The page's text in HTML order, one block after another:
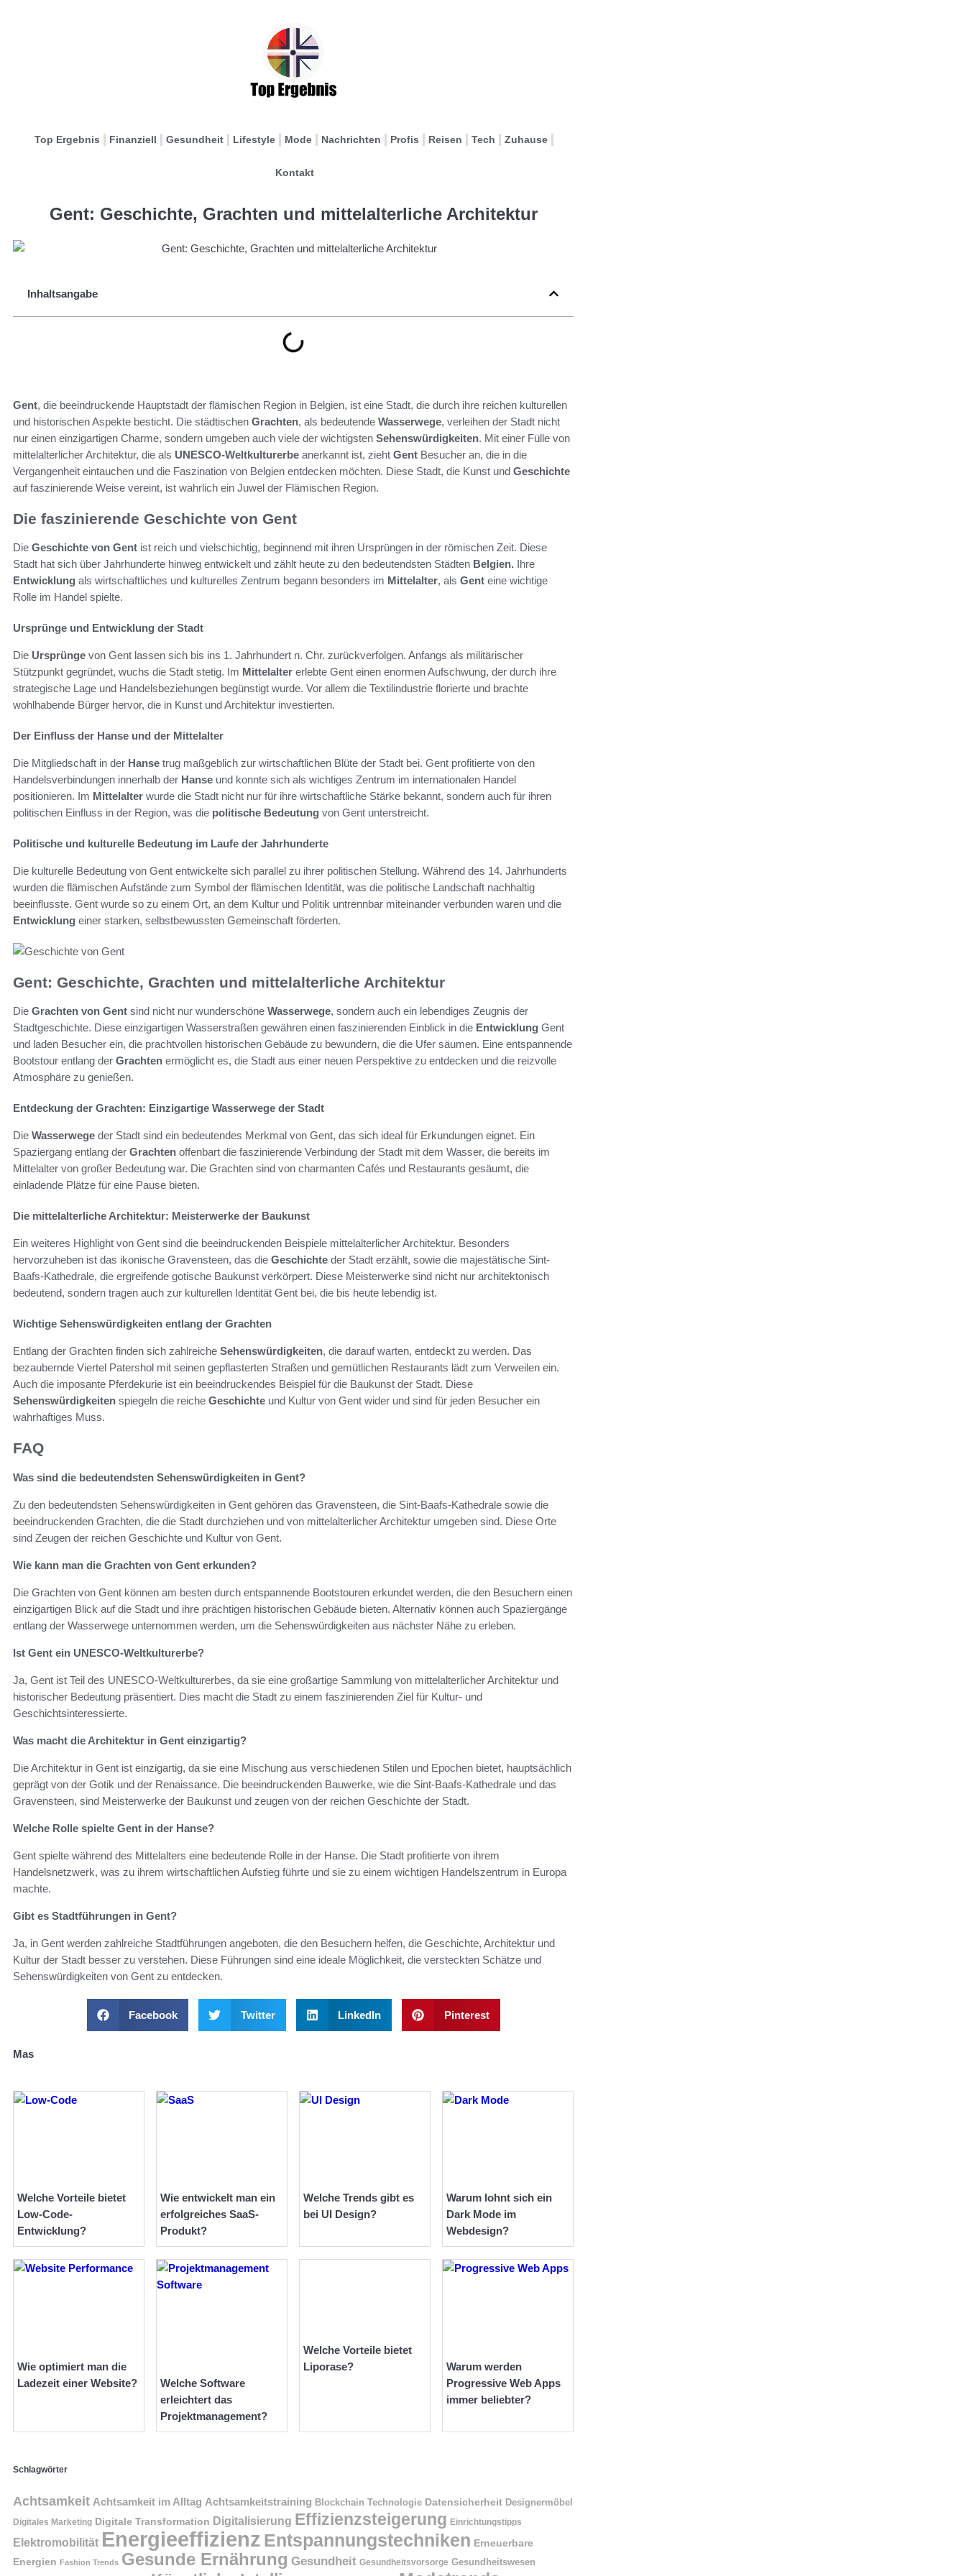
Top Ergebnis Finanziell Gesundheit Lifestyle Mode Nachrichten Profis Reisen Tech Zuhause
Kontakt
Gent: Geschichte, Grachten und mittelalterliche Architektur
Inhaltsangabe
Gent, die beeindruckende Hauptstadt der flämischen Region in Belgien, ist eine Stadt, die durch ihre reichen kulturellen
und historischen Aspekte besticht. Die städtischen Grachten, als bedeutende Wasserwege, verleihen der Stadt nicht
nur einen einzigartigen Charme, sondern umgeben auch viele der wichtigsten Sehenswürdigkeiten. Mit einer Fülle von
mittelalterlicher Architektur, die als UNESCO-Weltkulturerbe anerkannt ist, zieht Gent Besucher an, die in die
Vergangenheit eintauchen und die Faszination von Belgien entdecken möchten. Diese Stadt, die Kunst und Geschichte
auf faszinierende Weise vereint, ist wahrlich ein Juwel der Flämischen Region.
Die faszinierende Geschichte von Gent
Die Geschichte von Gent ist reich und vielschichtig, beginnend mit ihren Ursprüngen in der römischen Zeit. Diese
Stadt hat sich über Jahrhunderte hinweg entwickelt und zählt heute zu den bedeutendsten Städten Belgien. Ihre
Entwicklung als wirtschaftliches und kulturelles Zentrum begann besonders im Mittelalter, als Gent eine wichtige
Rolle im Handel spielte.
Ursprünge und Entwicklung der Stadt
Die Ursprünge von Gent lassen sich bis ins 1. Jahrhundert n. Chr. zurückverfolgen. Anfangs als militärischer
Stützpunkt gegründet, wuchs die Stadt stetig. Im Mittelalter erlebte Gent einen enormen Aufschwung, der durch ihre
strategische Lage und Handelsbeziehungen begünstigt wurde. Vor allem die Textilindustrie florierte und brachte
wohlhabende Bürger hervor, die in Kunst und Architektur investierten.
Der Einfluss der Hanse und der Mittelalter
Die Mitgliedschaft in der Hanse trug maßgeblich zur wirtschaftlichen Blüte der Stadt bei. Gent profitierte von den
Handelsverbindungen innerhalb der Hanse und konnte sich als wichtiges Zentrum im internationalen Handel
positionieren. Im Mittelalter wurde die Stadt nicht nur für ihre wirtschaftliche Stärke bekannt, sondern auch für ihren
politischen Einfluss in der Region, was die politische Bedeutung von Gent unterstreicht.
Politische und kulturelle Bedeutung im Laufe der Jahrhunderte
Die kulturelle Bedeutung von Gent entwickelte sich parallel zu ihrer politischen Stellung. Während des 14. Jahrhunderts
wurden die flämischen Aufstände zum Symbol der flämischen Identität, was die politische Landschaft nachhaltig
beeinflusste. Gent wurde so zu einem Ort, an dem Kultur und Politik untrennbar miteinander verbunden waren und die
Entwicklung einer starken, selbstbewussten Gemeinschaft förderten.
Gent: Geschichte, Grachten und mittelalterliche Architektur
Die Grachten von Gent sind nicht nur wunderschöne Wasserwege, sondern auch ein lebendiges Zeugnis der
Stadtgeschichte. Diese einzigartigen Wasserstraßen gewähren einen faszinierenden Einblick in die Entwicklung Gent
und laden Besucher ein, die prachtvollen historischen Gebäude zu bewundern, die die Ufer säumen. Eine entspannende
Bootstour entlang der Grachten ermöglicht es, die Stadt aus einer neuen Perspektive zu entdecken und die reizvolle
Atmosphäre zu genießen.
Entdeckung der Grachten: Einzigartige Wasserwege der Stadt
Die Wasserwege der Stadt sind ein bedeutendes Merkmal von Gent, das sich ideal für Erkundungen eignet. Ein
Spaziergang entlang der Grachten offenbart die faszinierende Verbindung der Stadt mit dem Wasser, die bereits im
Mittelalter von großer Bedeutung war. Die Grachten sind von charmanten Cafés und Restaurants gesäumt, die
einladende Plätze für eine Pause bieten.
Die mittelalterliche Architektur: Meisterwerke der Baukunst
Ein weiteres Highlight von Gent sind die beeindruckenden Beispiele mittelalterlicher Architektur. Besonders
hervorzuheben ist das ikonische Gravensteen, das die Geschichte der Stadt erzählt, sowie die majestätische Sint-
Baafs-Kathedrale, die ergreifende gotische Baukunst verkörpert. Diese Meisterwerke sind nicht nur architektonisch
bedeutend, sondern tragen auch zur kulturellen Identität Gent bei, die bis heute lebendig ist.
Wichtige Sehenswürdigkeiten entlang der Grachten
Entlang der Grachten finden sich zahlreiche Sehenswürdigkeiten, die darauf warten, entdeckt zu werden. Das
bezaubernde Viertel Patershol mit seinen gepflasterten Straßen und gemütlichen Restaurants lädt zum Verweilen ein.
Auch die imposante Pferdekurie ist ein beeindruckendes Beispiel für die Baukunst der Stadt. Diese
Sehenswürdigkeiten spiegeln die reiche Geschichte und Kultur von Gent wider und sind für jeden Besucher ein
wahrhaftiges Muss.
FAQ
Was sind die bedeutendsten Sehenswürdigkeiten in Gent?
Zu den bedeutendsten Sehenswürdigkeiten in Gent gehören das Gravensteen, die Sint-Baafs-Kathedrale sowie die
beeindruckenden Grachten, die die Stadt durchziehen und von mittelalterlicher Architektur umgeben sind. Diese Orte
sind Zeugen der reichen Geschichte und Kultur von Gent.
Wie kann man die Grachten von Gent erkunden?
Die Grachten von Gent können am besten durch entspannende Bootstouren erkundet werden, die den Besuchern einen
einzigartigen Blick auf die Stadt und ihre prächtigen historischen Gebäude bieten. Alternativ können auch Spaziergänge
entlang der Wasserwege unternommen werden, um die Sehenswürdigkeiten aus nächster Nähe zu erleben.
Ist Gent ein UNESCO-Weltkulturerbe?
Ja, Gent ist Teil des UNESCO-Weltkulturerbes, da sie eine großartige Sammlung von mittelalterlicher Architektur und
historischer Bedeutung präsentiert. Dies macht die Stadt zu einem faszinierenden Ziel für Kultur- und
Geschichtsinteressierte.
Was macht die Architektur in Gent einzigartig?
Die Architektur in Gent ist einzigartig, da sie eine Mischung aus verschiedenen Stilen und Epochen bietet, hauptsächlich
geprägt von der Gotik und der Renaissance. Die beeindruckenden Bauwerke, wie die Sint-Baafs-Kathedrale und das
Gravensteen, sind Meisterwerke der Baukunst und zeugen von der reichen Geschichte der Stadt.
Welche Rolle spielte Gent in der Hanse?
Gent spielte während des Mittelalters eine bedeutende Rolle in der Hanse. Die Stadt profitierte von ihrem
Handelsnetzwerk, was zu ihrem wirtschaftlichen Aufstieg führte und sie zu einem wichtigen Handelszentrum in Europa
machte.
Gibt es Stadtführungen in Gent?
Ja, in Gent werden zahlreiche Stadtführungen angeboten, die den Besuchern helfen, die Geschichte, Architektur und
Kultur der Stadt besser zu verstehen. Diese Führungen sind eine ideale Möglichkeit, die versteckten Schätze und
Sehenswürdigkeiten von Gent zu entdecken.
Facebook Twitter LinkedIn Pinterest
Mas
Welche Vorteile bietet
Low-Code-
Entwicklung?
Wie entwickelt man ein
erfolgreiches SaaS-
Produkt?
Welche Trends gibt es
bei UI Design?
Warum lohnt sich ein
Dark Mode im
Webdesign?
Wie optimiert man die
Ladezeit einer Website?
Welche Software
erleichtert das
Projektmanagement?
Welche Vorteile bietet
Liporase?
Warum werden
Progressive Web Apps
immer beliebter?
Schlagwörter
Achtsamkeit Achtsamkeit im Alltag Achtsamkeitstraining Blockchain Technologie Datensicherheit Designermöbel
Digitales Marketing Digitale Transformation Digitalisierung Effizienzsteigerung Einrichtungstipps
Elektromobilität Energieeffizienz Entspannungstechniken Erneuerbare
Energien Fashion Trends Gesunde Ernährung Gesundheit Gesundheitsvorsorge Gesundheitswesen